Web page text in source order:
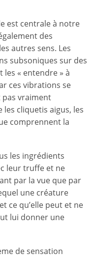
est centrale à notre
des
autres sens. Les
subsoniques sur des
les « entendre » à
ces vibrations se
pas vraiment
les cliquetis aigus, les
comprennent la
les ingrédients
leur truffe et ne
par la vue que par
une créature
ce qu’elle peut et ne
lui donner une
de sensation